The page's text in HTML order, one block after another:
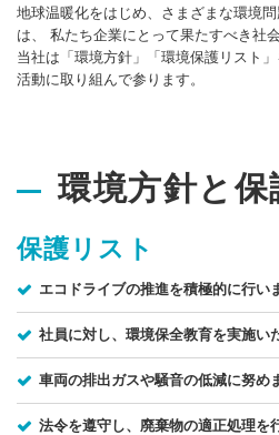
地球温暖化をはじめ、さまざまな環境
は、 私たち企業にとって果たすべき社
当社は「環境方針」「環境保護リスト
活動に取り組んで参ります。
環境方針と保
保護リスト
エコドライブの推進を積極的に行い
社員に対し、環境保全教育を実施い
車両の排出ガスや騒音の低減に努め
法令を遵守し、廃棄物の適正処理を